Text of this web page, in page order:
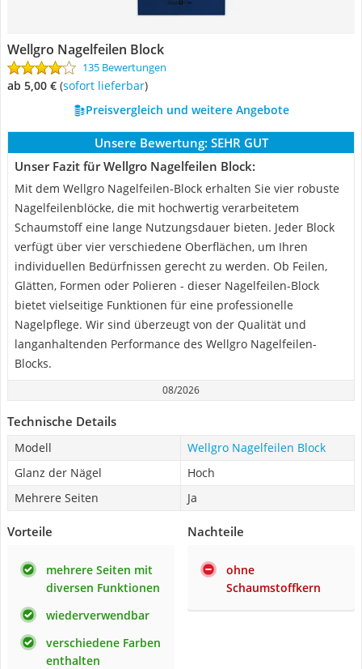
Wellgro Nagelfeilen Block
135 Bewertungen
ab 5,00 € ( Sofort lieferbar)
Preisvergleich und weitere Angebote
Unsere Bewertung: SEHR GUT
Unser Fazit für Wellgro Nagelfeilen Block:
Mit dem Wellgro Nagelfeilen-Block erhalten Sie vier robuste
Nagelfeilenblöcke, die mit hochwertig verarbeitetem
Schaumstoff eine lange Nutzungsdauer bieten. Jeder Block
verfügt über vier verschiedene Oberflächen, um Ihren
individuellen Bedürfnissen gerecht zu werden. Ob Feilen,
Glätten, Formen oder Polieren - dieser Nagelfeilen-Block
bietet vielseitige Funktionen für eine professionelle
Nagelpflege. Wir sind überzeugt von der Qualität und
langanhaltenden Performance des Wellgro Nagelfeilen-
Blocks.
08/2026
Technische Details
Modell
Wellgro Nagelfeilen Block
Glanz der Nägel
Hoch
Mehrere Seiten
Ja
Vorteile
mehrere Seiten mit
diversen Funktionen
wiederverwendbar
verschiedene Farben
enthalten
Nachteile
ohne
Schaumstoffkern